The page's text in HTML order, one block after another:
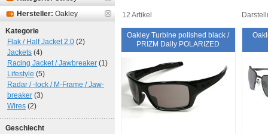
12 Artikel
Oakley Turbine polished black /
PRIZM Daily POLARIZED
Hersteller: Oakley
Kategorie
Flak / Half Jacket 2.0 (2)
Jackets (4)
Racing Jacket / Jawbreaker (1)
Lifestyle (5)
Radar / -lock / M-Frame / Jaw-
breaker (3)
Wires (2)
Geschlecht